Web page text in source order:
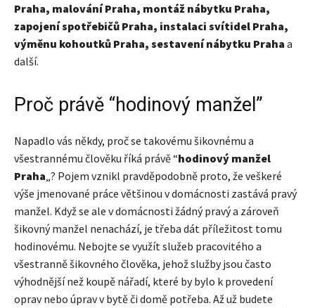
Praha, malování Praha, montáž nábytku Praha,
zapojení spotřebičů Praha, instalaci svítidel Praha,
výměnu kohoutků Praha, sestavení nábytku Praha a
další.
Proč právě “hodinový manžel”
Napadlo vás někdy, proč se takovému šikovnému a
všestrannému člověku říká právě “hodinový manžel
Praha „? Pojem vznikl pravděpodobně proto, že veškeré
výše jmenované práce většinou v domácnosti zastává pravý
manžel. Když se ale v domácnosti žádný pravý a zároveň
šikovný manžel nenachází, je třeba dát příležitost tomu
hodinovému. Nebojte se využít služeb pracovitého a
všestranně šikovného člověka, jehož služby jsou často
výhodnější než koupě nářadí, které by bylo k provedení
oprav nebo úprav v bytě či domě potřeba. Až už budete